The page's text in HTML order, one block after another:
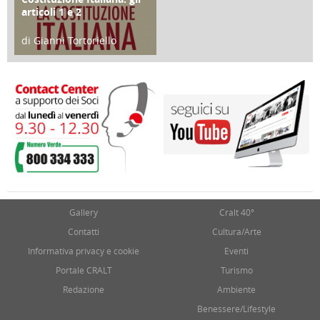
articoli 1 e 2
di Gianni Tortoriello
17 Marzo 2018
Gallery
Contatti
Informativa privacy e cookie
Portale CRALT
Redazione
Cralt 40°
Cultura/Arte
Eventi
Turismo
Ambiente
Benessere/Lifestyle